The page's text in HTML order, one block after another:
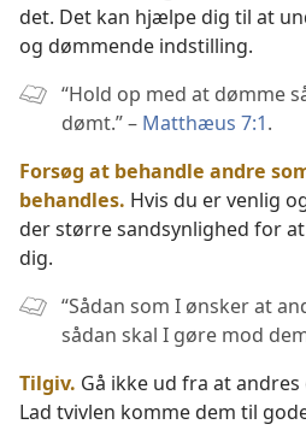
det. Det kan hjælpe dig til at
og dømmende indstilling.
“Hold op med at dømme
dømt.” – Matthæus 7:1.
Forsøg at behandle andre
behandles. Hvis du er venlig
der større sandsynlighed for
dig.
“Sådan som I ønsker at
sådan skal I gøre mod
Tilgiv. Gå ikke ud fra at
Lad tvivlen komme dem til